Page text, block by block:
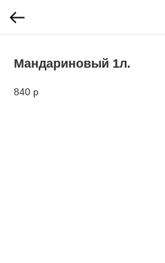
Мандариновый 1л.
840 р